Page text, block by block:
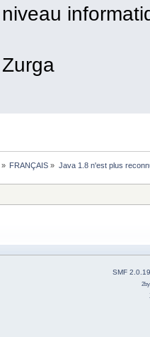
niveau
Zurga
» FRANÇAIS » Java 1.8 n'est plus
SMF 2.0.19